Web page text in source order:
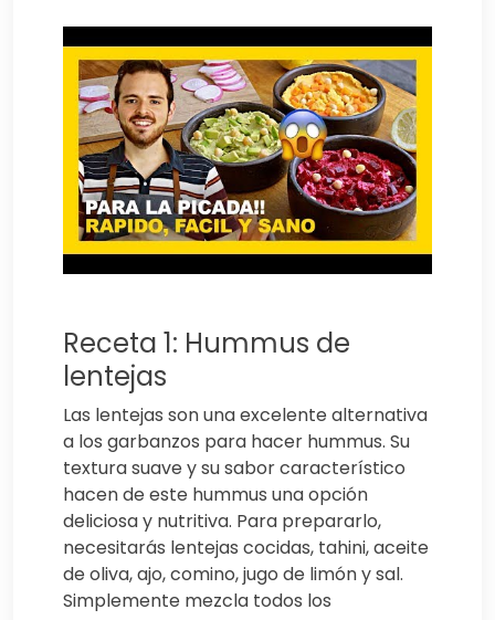
Receta 1: Hummus de
lentejas
Las lentejas son una excelente alternativa
a los garbanzos para hacer hummus. Su
textura suave y su sabor característico
hacen de este hummus una opción
deliciosa y nutritiva. Para prepararlo,
necesitarás lentejas cocidas, tahini, aceite
de oliva, ajo, comino, jugo de limón y sal.
Simplemente mezcla todos los